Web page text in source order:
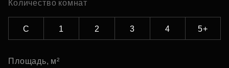
Количество комнат
С 1 2 3 4 5+
Площадь, м²